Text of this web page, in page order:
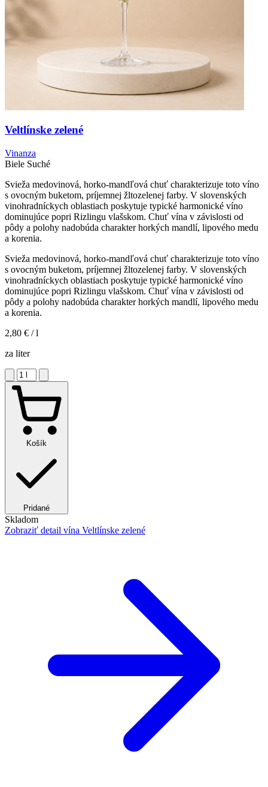
Veltlínske zelené
Vinanza
Biele Suché
Svieža medovinová, horko-mandľová chuť charakterizuje toto víno
s ovocným buketom, príjemnej žltozelenej farby. V slovenských
vinohradníckych oblastiach poskytuje typické harmonické víno
dominujúce popri Rizlingu vlašskom. Chuť vína v závislosti od
pôdy a polohy nadobúda charakter horkých mandlí, lipového medu
a korenia.
Svieža medovinová, horko-mandľová chuť charakterizuje toto víno
s ovocným buketom, príjemnej žltozelenej farby. V slovenských
vinohradníckych oblastiach poskytuje typické harmonické víno
dominujúce popri Rizlingu vlašskom. Chuť vína v závislosti od
pôdy a polohy nadobúda charakter horkých mandlí, lipového medu
a korenia.
2,80 € / l
za liter
Košík
Pridané
Skladom
Zobraziť detail vína Veltlínske zelené